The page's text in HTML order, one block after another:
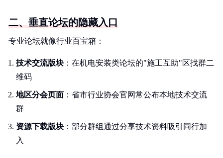
二、垂直论坛的隐藏入口
专业论坛就像行业百宝箱：
技术交流版块 ：在机电安装类论坛的"施工互助"区找群二
维码
地区分会页面 ：省市行业协会官网常公布本地技术交流
群
资源下载版块 ：部分群组通过分享技术资料吸引同行加
入